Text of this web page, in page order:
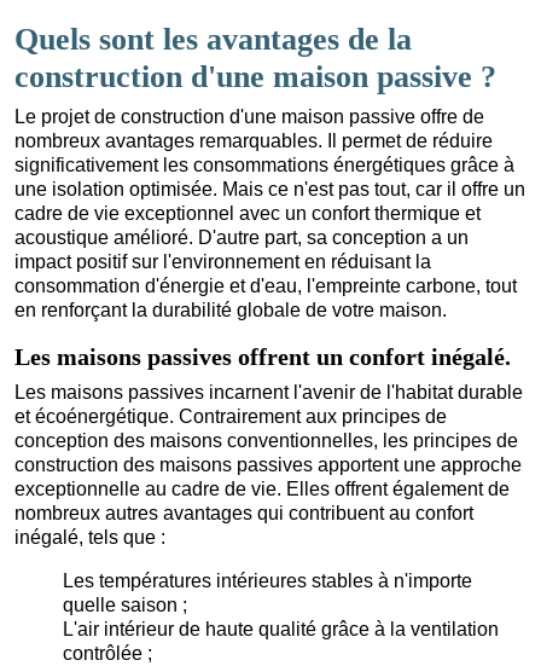
Quels sont les avantages de la
construction d'une maison passive ?
Le projet de construction d'une maison passive offre de
nombreux avantages remarquables. Il permet de réduire
significativement les consommations énergétiques grâce à
une isolation optimisée. Mais ce n'est pas tout, car il offre un
cadre de vie exceptionnel avec un confort thermique et
acoustique amélioré. D'autre part, sa conception a un
impact positif sur l'environnement en réduisant la
consommation d'énergie et d'eau, l'empreinte carbone, tout
en renforçant la durabilité globale de votre maison.
Les maisons passives offrent un confort inégalé.
Les maisons passives incarnent l'avenir de l'habitat durable
et écoénergétique. Contrairement aux principes de
conception des maisons conventionnelles, les principes de
construction des maisons passives apportent une approche
exceptionnelle au cadre de vie. Elles offrent également de
nombreux autres avantages qui contribuent au confort
inégalé, tels que :
Les températures intérieures stables à n'importe
quelle saison ;
L'air intérieur de haute qualité grâce à la ventilation
contrôlée ;